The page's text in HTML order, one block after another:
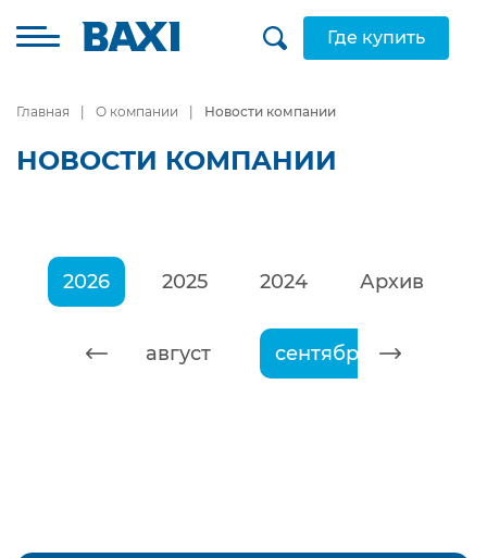
Где купить
Главная О компании Новости компании
НОВОСТИ КОМПАНИИ
2026 2025 2024 Архив
август сентябрь